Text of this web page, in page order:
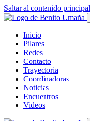
Saltar al contenido principal
Inicio
Pilares
Redes
Contacto
Trayectoria
Coordinadoras
Noticias
Encuentros
Videos